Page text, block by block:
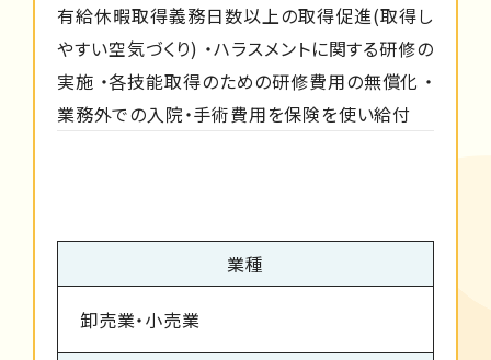
有給休暇取得義務日数以上の取得促進(取得し
やすい空気づくり) ・ハラスメントに関する研修の
実施 ・各技能取得のための研修費用の無償化 ・
業務外での入院・手術費用を保険を使い給付
業種
卸売業・小売業